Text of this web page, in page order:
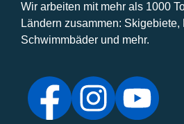
Wir arbeiten mit mehr als 1000
Ländern zusammen: Skigebiete,
Schwimmbäder und mehr.